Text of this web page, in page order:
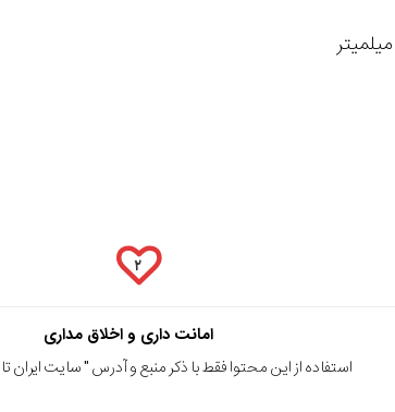
۲
امانت داری و اخلاق مداری
استفاده از این محتوا فقط با ذکر منبع و آدرس "سایت ایران